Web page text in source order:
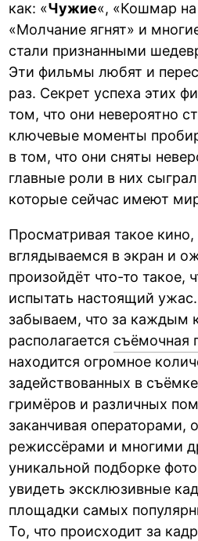
как: «Чужие«, «Кошмар на
«Молчание ягнят» и
стали признанными
Эти фильмы любят и
раз. Секрет успеха этих
том, что они невероятно
ключевые моменты
в том, что они сняты
главные роли в них
которые сейчас имеют
Просматривая такое
вглядываемся в экран и
произойдёт что-то такое,
испытать настоящий
забываем, что за каждым
располагается съёмочная
находится огромное
задействованных в
гримёров и различных
заканчивая операторами,
режиссёрами и многими
уникальной подборке
увидеть эксклюзивные
площадки самых
То, что происходит за